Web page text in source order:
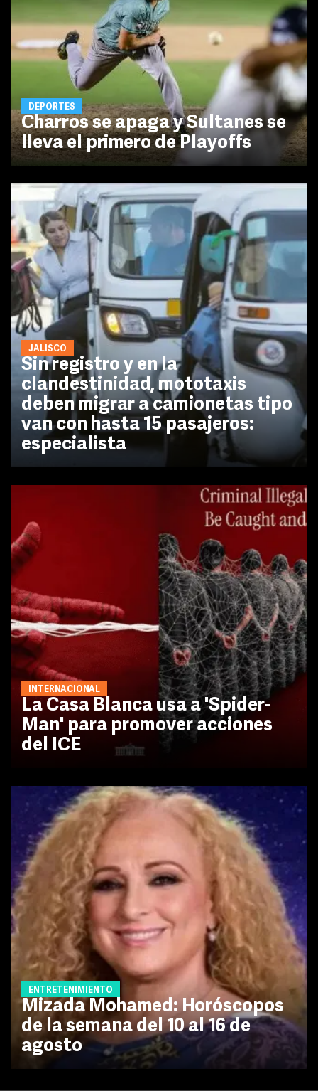
DEPORTES
Charros se apaga y Sultanes se
lleva el primero de Playoffs
JALISCO
Sin registro y en la
clandestinidad, mototaxis
deben migrar a camionetas tipo
van con hasta 15 pasajeros:
especialista
INTERNACIONAL
La Casa Blanca usa a 'Spider-
Man' para promover acciones
del ICE
ENTRETENIMIENTO
Mizada Mohamed: Horóscopos
de la semana del 10 al 16 de
agosto